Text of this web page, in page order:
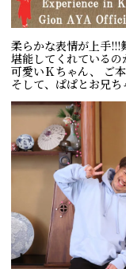
柔らかな表情が上手
堪能してくれている
可愛いＫちゃん、 ご
そして、ぱぱとお兄ち